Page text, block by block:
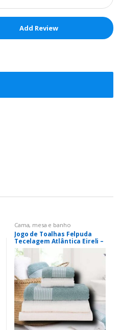
Cama, mesa e banho
Jogo de Toalhas Felpuda
Tecelagem Atlântica Eireli –
Luna Mar Mediterrâneo e
Off White 5 Peças